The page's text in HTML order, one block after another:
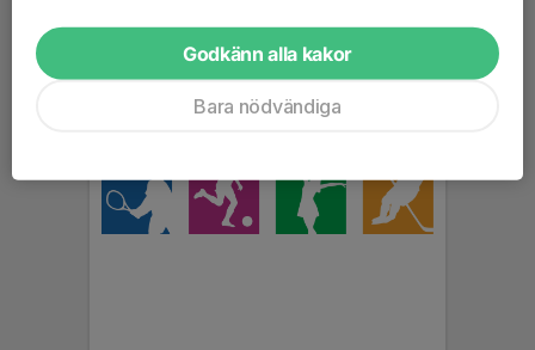
Godkänn alla kakor
Bara nödvändiga